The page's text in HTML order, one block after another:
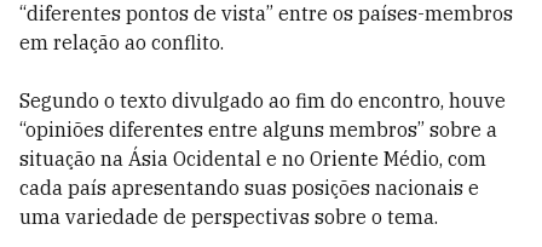
“diferentes pontos de vista” entre os países-membros
em relação ao conflito.
Segundo o texto divulgado ao fim do encontro, houve
“opiniões diferentes entre alguns membros” sobre a
situação na Ásia Ocidental e no Oriente Médio, com
cada país apresentando suas posições nacionais e
uma variedade de perspectivas sobre o tema.